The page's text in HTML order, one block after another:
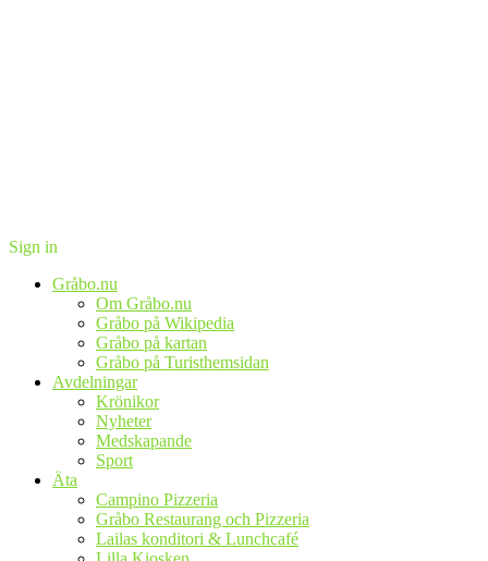
Sign in
Gråbo.nu
Om Gråbo.nu
Gråbo på Wikipedia
Gråbo på kartan
Gråbo på Turisthemsidan
Avdelningar
Krönikor
Nyheter
Medskapande
Sport
Äta
Campino Pizzeria
Gråbo Restaurang och Pizzeria
Lailas konditori & Lunchcafé